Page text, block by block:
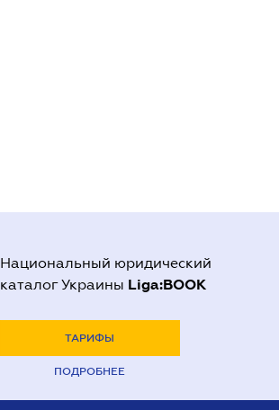
Национальный юридический
каталог Украины Liga:BOOK
ТАРИФЫ
ПОДРОБНЕЕ